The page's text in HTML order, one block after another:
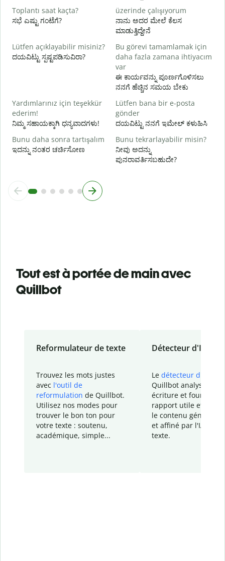
Toplantı saat kaçta?
ಸಭೆ ಎಷ್ಟು ಗಂಟೆಗೆ?
üzerinde çalışıyorum
ನಾನು ಅದರ ಮೇಲೆ ಕೆಲಸ
ಮಾಡುತ್ತಿದ್ದೇನೆ
Lütfen açıklayabilir misiniz?
ದಯವಿಟ್ಟು ಸ್ಪಷ್ಟಪಡಿಸುವಿರಾ?
Bu görevi tamamlamak için
daha fazla zamana ihtiyacım
var
ಈ ಕಾರ್ಯವನ್ನು ಪೂರ್ಣಗೊಳಿಸಲು
ನನಗೆ ಹೆಚ್ಚಿನ ಸಮಯ ಬೇಕು
Yardımlarınız için teşekkür
ederim!
ನಿಮ್ಮ ಸಹಾಯಕ್ಕಾಗಿ ಧನ್ಯವಾದಗಳು!
Lütfen bana bir e-posta
gönder
ದಯವಿಟ್ಟು ನನಗೆ ಇಮೇಲ್ ಕಳುಹಿಸಿ
Bunu daha sonra tartışalım
ಇದನ್ನು ನಂತರ ಚರ್ಚಿಸೋಣ
Bunu tekrarlayabilir misin?
ನೀವು ಅದನ್ನು
ಪುನರಾವರ್ತಿಸಬಹುದೇ?
Tout est à portée de main avec
Quillbot
Reformulateur de texte
Trouvez les mots justes
avec l'outil de
reformulation de Quillbot.
Utilisez nos modes pour
trouver le bon ton pour
votre texte : soutenu,
académique, simple...
Détecteur d'IA
Le détecteur d'IA
Quillbot analyse votre
écriture et fournit un
rapport utile et
le contenu généré
et affiné par l'IA
texte.